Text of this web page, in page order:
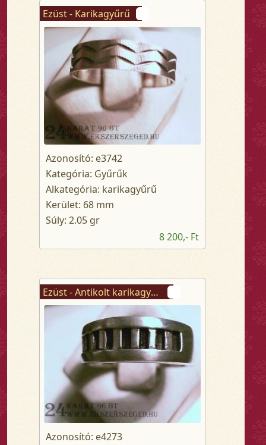
Ezüst - Karikagyűrű
Azonosító: e3742
Kategória: Gyűrűk
Alkategória: karikagyűrű
Kerület: 68 mm
Súly: 2.05 gr
8 200,- Ft
Ezüst - Antikolt karikagyűrű
Azonosító: e4273